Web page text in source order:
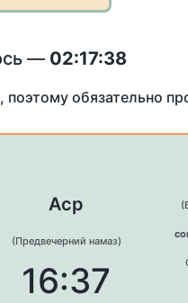
— 02:17:38
обязательно
Аср
(Предвечерний намаз)
16:37